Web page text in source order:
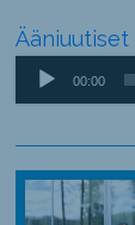
Ääniuutiset
Äänitoistin
00:00